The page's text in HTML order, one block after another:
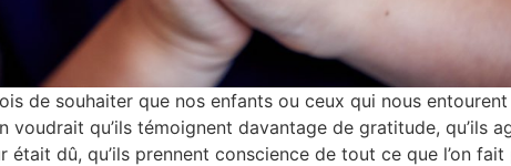
de souhaiter que nos enfants ou ceux qui nous
voudrait qu’ils témoignent davantage de gratitude, qu’ils
était dû, qu’ils prennent conscience de tout ce que l’on fait